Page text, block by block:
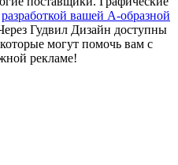
разработкой вашей А-образной
Гудвил Дизайн доступны
могут помочь вам с
рекламе!